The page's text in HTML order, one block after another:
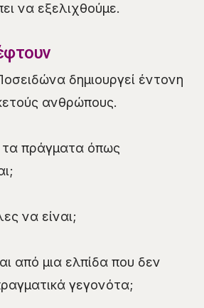
να εξελιχθούμε.
δημιουργεί έντονη
ανθρώπους.
πράγματα όπως
να είναι;
από μια ελπίδα που δεν
γεγονότα;